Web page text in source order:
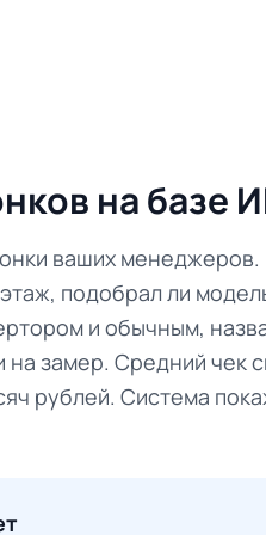
на базе
ваших
подобрал ли
и обычным,
на замер. Средний чек
рублей. Система